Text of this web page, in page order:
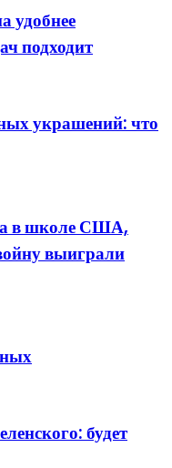
удобнее
подходит
украшений: что
в школе США,
выиграли
будет